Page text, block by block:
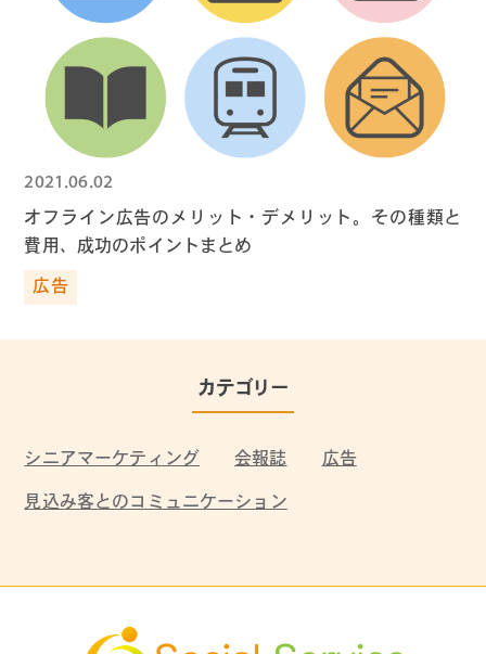
2021.06.02
オフライン広告のメリット・デメリット。その種類と
費用、成功のポイントまとめ
広告
カテゴリー
シニアマーケティング 会報誌 広告
見込み客とのコミュニケーション